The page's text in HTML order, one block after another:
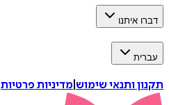
דברו איתנו
עברית
תקנון ותנאי שימוש מדיניות פרטיות